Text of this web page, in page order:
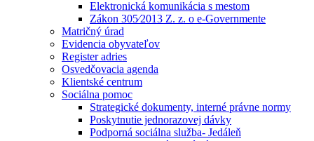
Elektronická komunikácia s mestom
Zákon 305⁄2013 Z. z. o e-Governmente
Matričný úrad
Evidencia obyvateľov
Register adries
Osvedčovacia agenda
Klientské centrum
Sociálna pomoc
Strategické dokumenty, interné právne normy
Poskytnutie jednorazovej dávky
Podporná sociálna služba- Jedáleň